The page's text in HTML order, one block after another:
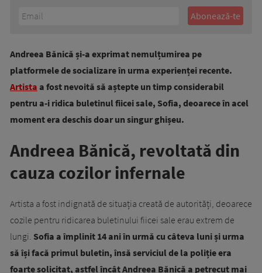
Andreea Bănică și-a exprimat nemulțumirea pe
platformele de socializare în urma experienței recente.
Artista a fost nevoită să aștepte un timp considerabil
pentru a-i ridica buletinul fiicei sale, Sofia, deoarece în acel
moment era deschis doar un singur ghișeu.
Andreea Bănică, revoltată din
cauza cozilor infernale
Artista a fost indignată de situația creată de autorități, deoarece
cozile pentru ridicarea buletinului fiicei sale erau extrem de
lungi. Sofia a împlinit 14 ani în urmă cu câteva luni și urma
să își facă primul buletin, însă serviciul de la poliție era
foarte solicitat, astfel încât Andreea Bănică a petrecut mai